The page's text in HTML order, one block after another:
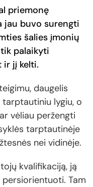
priemonę
jau buvo surengti
šalies įmonių
palaikyti
ir jį kelti.
daugelis
lygiu, o
vėliau peržengti
tarptautinėje
nei vidinėje.
kvalifikaciją, ją
Tam